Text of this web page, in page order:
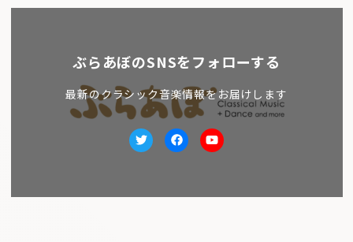
ぶらあぼのSNSをフォローする
最新のクラシック音楽情報をお届けします
TwitterfacebookYoutube